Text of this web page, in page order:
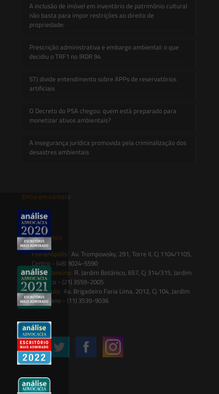
A inclusão de imóvel em inventário de patrimônio cultural
não basta para impor restrições ao direito de
propriedade:
Prescrição administrativa e embargo ambiental: o que
decidiu o TRF1 no IRDR 94
STJ divide entendimento sobre APPs de reservatórios
artificiais
O Decreto do PSA chegou: quem está preparado para
monetizar ativos ambientais?
A insegurança jurídica promovida pela criminalização dos
desastres ambientais
Entre em contato
contato@saesadvogados.com.br
Onde estamos
Florianópolis: Av. Trompowsky, 291, Torre II, Cj 1104/1105,
Centro - (48) 3024-5590
Rio de Janeiro: R. Jardim Botânico, 657, Cj 314/315, Jardim
Botânico - (21) 3559-2005
São Paulo: Av. Brigadeiro Faria Lima, 2012, Cj 104, Jardim
Paulistano - (11) 3539-9036
Siga-nos